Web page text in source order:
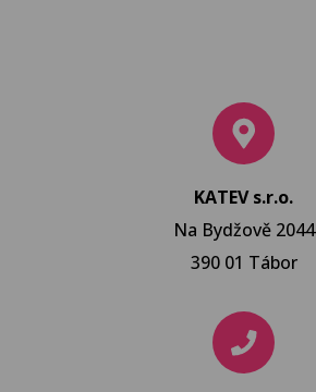
KATEV s.r.o.
Na Bydžově 2044
390 01 Tábor